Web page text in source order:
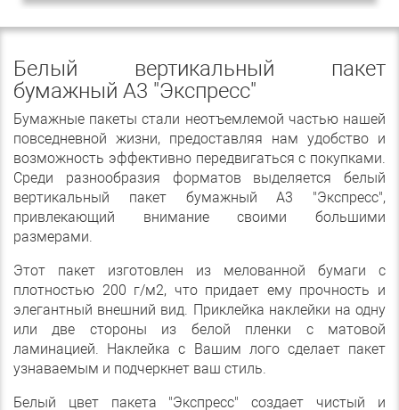
Белый вертикальный пакет
бумажный А3 "Экспресс"
Бумажные пакеты стали неотъемлемой частью нашей
повседневной жизни, предоставляя нам удобство и
возможность эффективно передвигаться с покупками.
Среди разнообразия форматов выделяется белый
вертикальный пакет бумажный А3 "Экспресс",
привлекающий внимание своими большими
размерами.
Этот пакет изготовлен из мелованной бумаги с
плотностью 200 г/м2, что придает ему прочность и
элегантный внешний вид. Приклейка наклейки на одну
или две стороны из белой пленки с матовой
ламинацией. Наклейка с Вашим лого сделает пакет
узнаваемым и подчеркнет ваш стиль.
Белый цвет пакета "Экспресс" создает чистый и